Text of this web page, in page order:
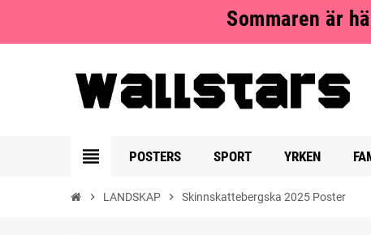
Sommaren är
view_headline POSTERS SPORT YRKEN
chevron_right LANDSKAP chevron_right Skinnskattebergska 2025 Poster